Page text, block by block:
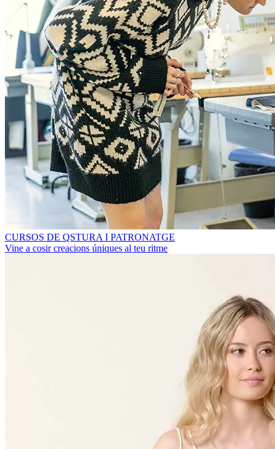
CURSOS DE QSTURA I PATRONATGE
Vine a cosir creacions úniques al teu ritme